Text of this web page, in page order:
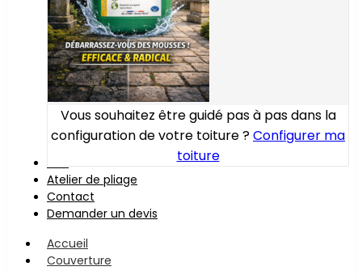
Vous souhaitez être guidé pas à pas dans la
configuration de votre toiture ?Configurer ma
toiture
Atelier de pliage
Contact
Demander un devis
Accueil
Couverture